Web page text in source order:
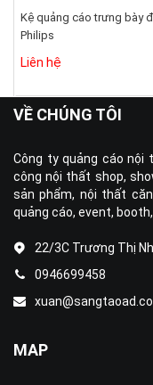
Kệ quảng cáo trưng bày
Philips
Liên hệ
VỀ CHÚNG TÔI
Công ty quảng cáo nội
công nội thất shop,
sản phẩm, nội thất
quảng cáo, event, booth,
22/3C Trương Thị
0946699458
MAP